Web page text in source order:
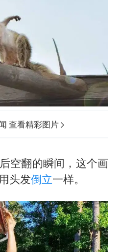
查看精彩图片
空翻的瞬间，这个画
头发倒立一样。